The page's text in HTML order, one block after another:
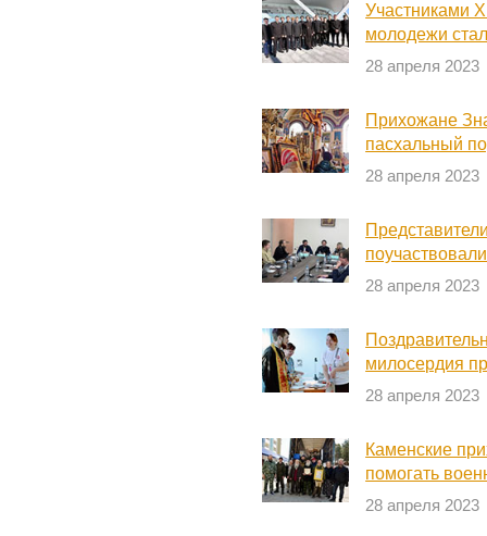
Участниками
молодежи
28 апреля 2023
Прихожане
пасхальный
28 апреля 2023
28 апреля 2023
милосердия
28 апреля 2023
Каменские
помогать
28 апреля 2023